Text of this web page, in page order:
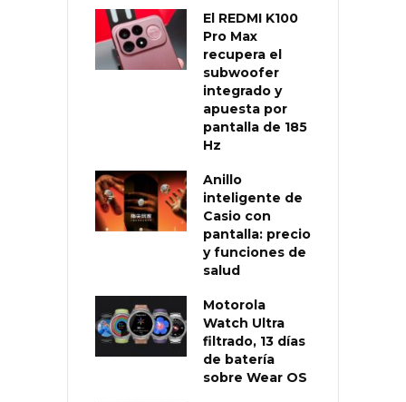
El REDMI K100
Pro Max
recupera el
subwoofer
integrado y
apuesta por
pantalla de 185
Hz
Anillo
inteligente de
Casio con
pantalla: precio
y funciones de
salud
Motorola
Watch Ultra
filtrado, 13 días
de batería
sobre Wear OS